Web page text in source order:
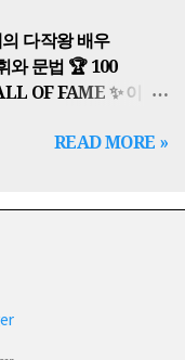
of 'Hongik Ingan'
for Koreans to
protection;
energy crisis and
caused by
energy imports,
다작왕 배우
와 문법 🏆 100
OF FAME ✨ 이
!" 한국 영화계의
이 넘는 영화에
인 카리스마를
READ MORE »